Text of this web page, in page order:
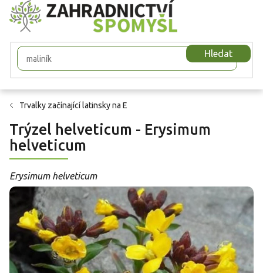
Přejít
na
obsah
Hledat
Trvalky začínající latinsky na E
Trýzel helveticum - Erysimum
helveticum
Erysimum helveticum